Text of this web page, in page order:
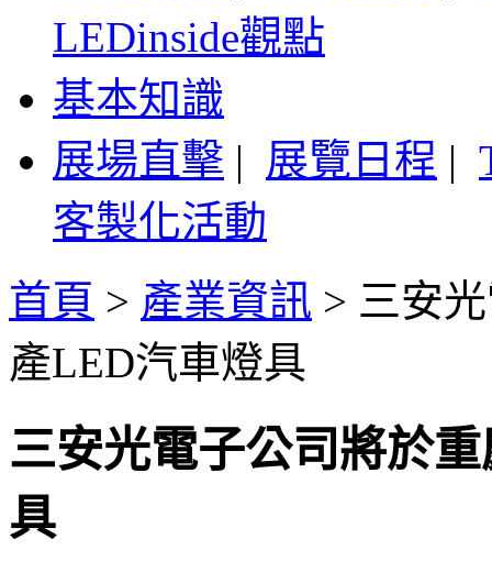
LEDinside觀點
基本知識
展場直擊 | 展覽日程 |
客製化活動
首頁 > 產業資訊 > 三安
產LED汽車燈具
三安光電子公司將於
具